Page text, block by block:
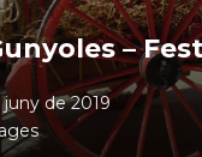
–
de 2019